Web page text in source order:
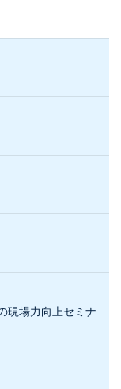
現場力向上セミナ